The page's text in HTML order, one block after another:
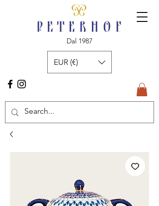
Dal 1987
EUR (€)